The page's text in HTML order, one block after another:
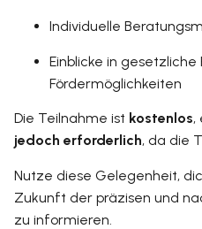
Individuelle
Einblicke in
Fördermöglichkeiten
Die Teilnahme ist kostenlos,
jedoch erforderlich, da die
Nutze diese Gelegenheit,
Zukunft der präzisen und
zu informieren.